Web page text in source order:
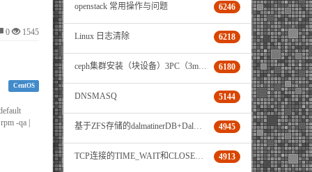
0 1545
CentOS
-qa |
openstack 常用操作与问题 6246
Linux 日志清除 6218
ceph集群安装（块设备）3PC（3mon+3osd+3mgr）+1ceph-deploy机器 6180
DNSMASQ 5144
基于ZFS存储的dalmatinerDB+DalmatinerFE+Grafana环境 4945
TCP连接的TIME_WAIT和CLOSE_WAIT问题 4913